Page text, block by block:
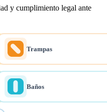
y cumplimiento legal ante
Trampas
Baños